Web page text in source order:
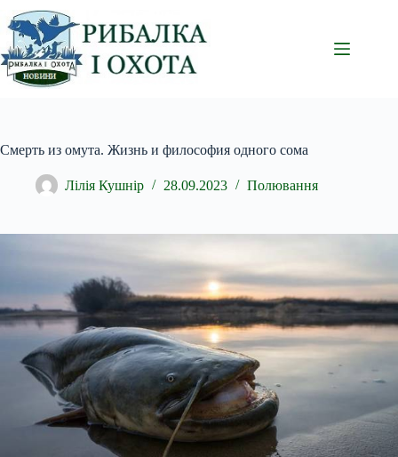
Перейти
до
вмісту
Смерть из омута. Жизнь и философия одного сома
Лілія Кушнір 28.09.2023 Полювання